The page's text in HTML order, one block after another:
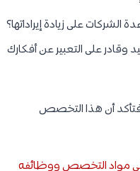
على زيادة إيراداتها؟
على التعبير عن أفكارك
فتأكد أن هذا التخصص
مواد التخصص ووظائفه